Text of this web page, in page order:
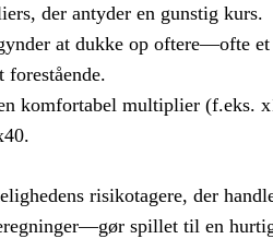
der antyder en gunstig kurs.
at dukke op oftere—ofte et
komfortabel multiplier (f.eks.
risikotagere, der
spillet til en